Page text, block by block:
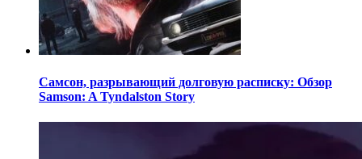
Самсон, разрывающий долговую расписку: Обзор
Samson: A Tyndalston Story